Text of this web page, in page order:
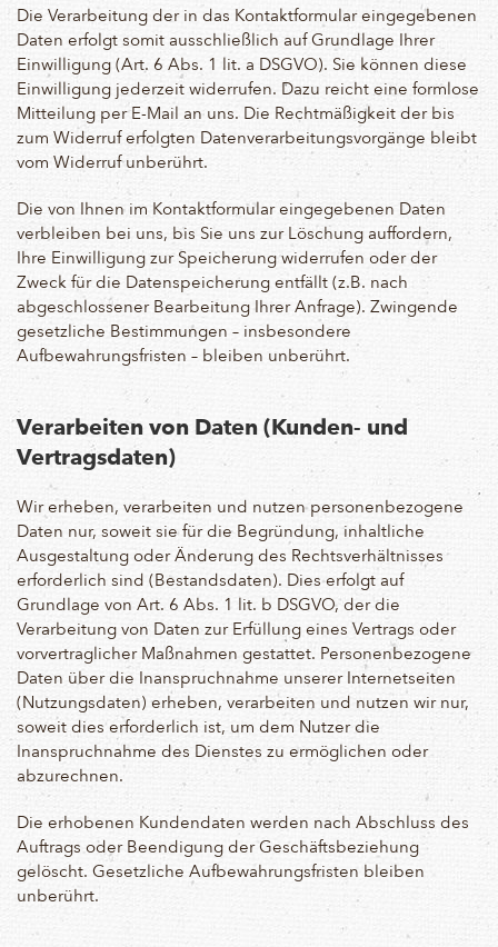
Die Verarbeitung der in das Kontaktformular eingegebenen
Daten erfolgt somit ausschließlich auf Grundlage Ihrer
Einwilligung (Art. 6 Abs. 1 lit. a DSGVO). Sie können diese
Einwilligung jederzeit widerrufen. Dazu reicht eine formlose
Mitteilung per E-Mail an uns. Die Rechtmäßigkeit der bis
zum Widerruf erfolgten Datenverarbeitungsvorgänge bleibt
vom Widerruf unberührt.
Die von Ihnen im Kontaktformular eingegebenen Daten
verbleiben bei uns, bis Sie uns zur Löschung auffordern,
Ihre Einwilligung zur Speicherung widerrufen oder der
Zweck für die Datenspeicherung entfällt (z.B. nach
abgeschlossener Bearbeitung Ihrer Anfrage). Zwingende
gesetzliche Bestimmungen – insbesondere
Aufbewahrungsfristen – bleiben unberührt.
Verarbeiten von Daten (Kunden- und
Vertragsdaten)
Wir erheben, verarbeiten und nutzen personenbezogene
Daten nur, soweit sie für die Begründung, inhaltliche
Ausgestaltung oder Änderung des Rechtsverhältnisses
erforderlich sind (Bestandsdaten). Dies erfolgt auf
Grundlage von Art. 6 Abs. 1 lit. b DSGVO, der die
Verarbeitung von Daten zur Erfüllung eines Vertrags oder
vorvertraglicher Maßnahmen gestattet. Personenbezogene
Daten über die Inanspruchnahme unserer Internetseiten
(Nutzungsdaten) erheben, verarbeiten und nutzen wir nur,
soweit dies erforderlich ist, um dem Nutzer die
Inanspruchnahme des Dienstes zu ermöglichen oder
abzurechnen.
Die erhobenen Kundendaten werden nach Abschluss des
Auftrags oder Beendigung der Geschäftsbeziehung
gelöscht. Gesetzliche Aufbewahrungsfristen bleiben
unberührt.